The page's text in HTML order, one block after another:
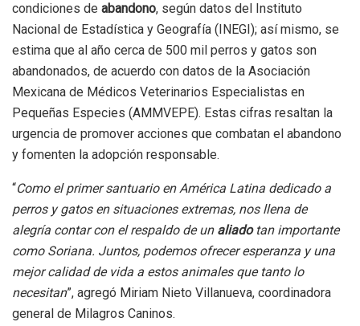
condiciones de abandono, según datos del Instituto
Nacional de Estadística y Geografía (INEGI); así mismo, se
estima que al año cerca de 500 mil perros y gatos son
abandonados, de acuerdo con datos de la Asociación
Mexicana de Médicos Veterinarios Especialistas en
Pequeñas Especies (AMMVEPE). Estas cifras resaltan la
urgencia de promover acciones que combatan el abandono
y fomenten la adopción responsable.
“Como el primer santuario en América Latina dedicado a
perros y gatos en situaciones extremas, nos llena de
alegría contar con el respaldo de un aliadotan importante
como Soriana. Juntos, podemos ofrecer esperanza y una
mejor calidad de vida a estos animales que tanto lo
necesitan”, agregó Miriam Nieto Villanueva, coordinadora
general de Milagros Caninos.